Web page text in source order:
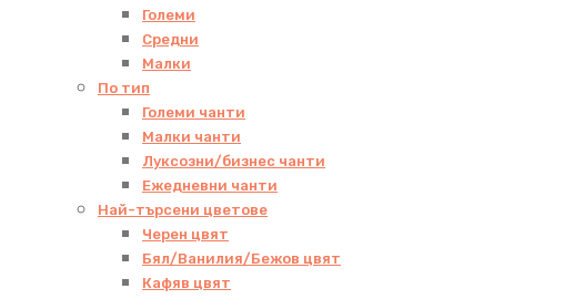
Големи
Средни
Малки
По тип
Големи чанти
Малки чанти
Луксозни/бизнес чанти
Ежедневни чанти
Най-търсени цветове
Черен цвят
Бял/Ванилия/Бежов цвят
Кафяв цвят